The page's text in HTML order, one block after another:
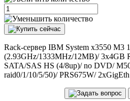
Rack-сервер IBM System x3550 M3
(2.93GHz/1333MHz/12MB)/ 3x4GB
SATA/SAS HS (4/8up)/ no DVD/
raid0/1/10/5/50)/ PRS675W/